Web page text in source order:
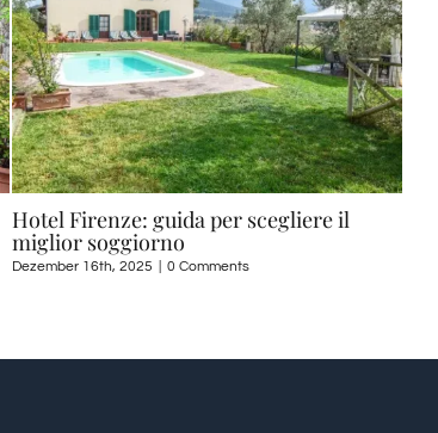
Hotel Firenze: guida per scegliere il
miglior soggiorno
Dezember 16th, 2025 0 Comments